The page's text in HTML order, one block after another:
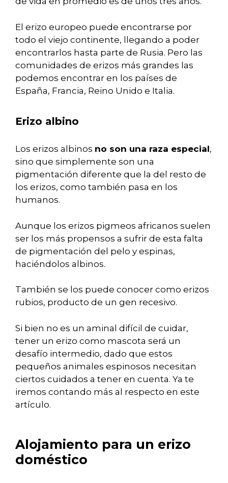
El erizo europeo puede encontrarse por
todo el viejo continente, llegando a poder
encontrarlos hasta parte de Rusia. Pero las
comunidades de erizos más grandes las
podemos encontrar en los países de
España, Francia, Reino Unido e Italia.
Erizo albino
Los erizos albinos no son una raza especial,
sino que simplemente son una
pigmentación diferente que la del resto de
los erizos, como también pasa en los
humanos.
Aunque los erizos pigmeos africanos suelen
ser los más propensos a sufrir de esta falta
de pigmentación del pelo y espinas,
haciéndolos albinos.
También se los puede conocer como erizos
rubios, producto de un gen recesivo.
Si bien no es un aminal difícil de cuidar,
tener un erizo como mascota será un
desafío intermedio, dado que estos
pequeños animales espinosos necesitan
ciertos cuidados a tener en cuenta. Ya te
iremos contando más al respecto en este
artículo.
Alojamiento para un erizo
doméstico